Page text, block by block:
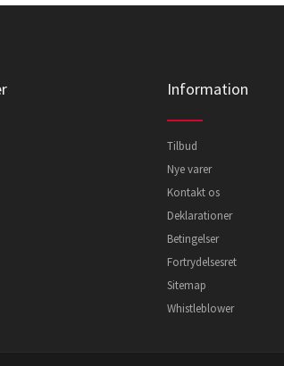
Information
Tilbud
Nye varer
Kontakt os
Deklarationer
Betingelser
Fortrydelsesret
Sitemap
Whistleblower